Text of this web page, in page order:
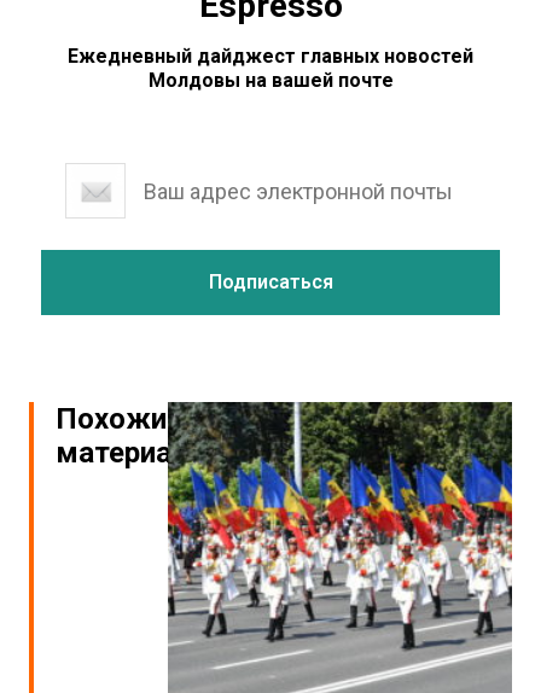
Ежедневный дайджест главных новостей
Молдовы на вашей почте
Похожие
материалы